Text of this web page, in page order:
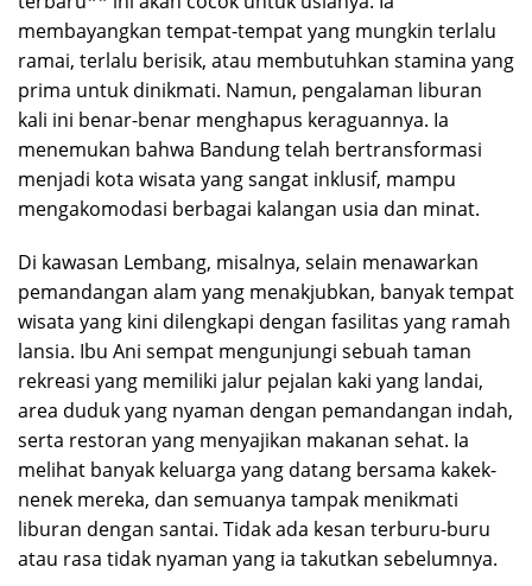
membayangkan tempat-tempat yang mungkin terlalu
ramai, terlalu berisik, atau membutuhkan stamina yang
prima untuk dinikmati. Namun, pengalaman liburan
kali ini benar-benar menghapus keraguannya. Ia
menemukan bahwa Bandung telah bertransformasi
menjadi kota wisata yang sangat inklusif, mampu
mengakomodasi berbagai kalangan usia dan minat.
Di kawasan Lembang, misalnya, selain menawarkan
pemandangan alam yang menakjubkan, banyak tempat
wisata yang kini dilengkapi dengan fasilitas yang ramah
lansia. Ibu Ani sempat mengunjungi sebuah taman
rekreasi yang memiliki jalur pejalan kaki yang landai,
area duduk yang nyaman dengan pemandangan indah,
serta restoran yang menyajikan makanan sehat. Ia
melihat banyak keluarga yang datang bersama kakek-
nenek mereka, dan semuanya tampak menikmati
liburan dengan santai. Tidak ada kesan terburu-buru
atau rasa tidak nyaman yang ia takutkan sebelumnya.